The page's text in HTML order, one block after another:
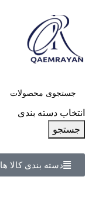
انتخاب دسته بندی
جستجو
دسته بندی کالا ها